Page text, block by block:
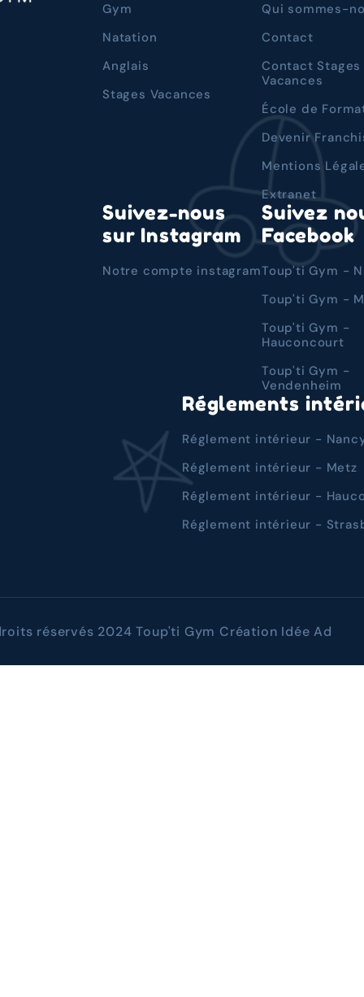
Gym
Natation
Anglais
Stages Vacances
Qui sommes-
Contact
Contact Stages
Vacances
École de
Devenir
Mentions
Extranet
Suivez-nous
sur Instagram
Notre compte instagram
Suivez
Facebook
Toup'ti Gym -
Toup'ti Gym -
Toup'ti Gym -
Hauconcourt
Toup'ti Gym -
Vendenheim
Réglements
Réglement intérieur -
Réglement intérieur - Metz
Réglement intérieur -
Réglement intérieur -
réservés 2024 Toup'ti Gym Création Idée Ad